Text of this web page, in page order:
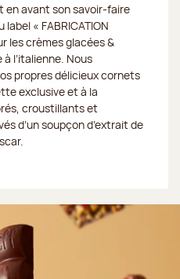
en avant son savoir-faire
« FABRICATION
les crèmes glacées &
l’italienne. Nous
propres délicieux cornets
exclusive et à la
croustillants et
d’un soupçon d’extrait de